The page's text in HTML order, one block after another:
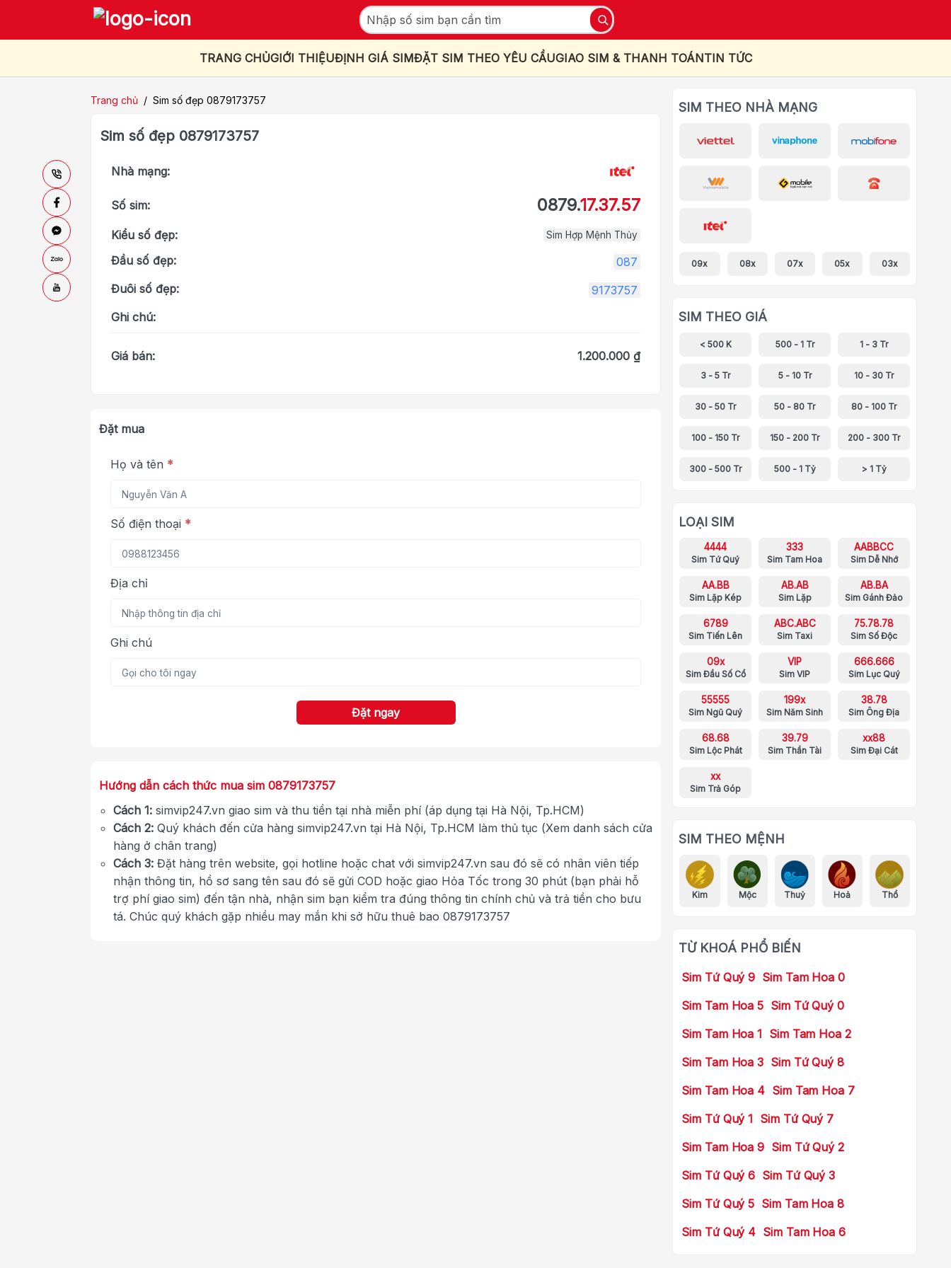
TRANG CHỦGIỚI THIỆUĐỊNH GIÁ SIMĐẶT SIM THEO YÊU CẦUGIAO SIM & THANH TOÁNTIN TỨC
Trang chủ / Sim số đẹp 0879173757
Sim số đẹp 0879173757
Nhà mạng:
Số sim: 0879.17.37.57
Kiểu số đẹp: Sim Hợp Mệnh Thủy
Đầu số đẹp:
087
Đuôi số đẹp:
9173757
Ghi chú:
Giá bán: 1.200.000 ₫
Đặt mua
Họ và tên *
Số điện thoại *
Địa chỉ
Ghi chú
Đặt ngay
Hướng dẫn cách thức mua sim 0879173757
Cách 1: simvip247.vn giao sim và thu tiền tại nhà miễn phí (áp dụng tại Hà Nội, Tp.HCM)
Cách 2: Quý khách đến cửa hàng simvip247.vn tại Hà Nội, Tp.HCM làm thủ tục (Xem danh sách cửa
hàng ở chân trang)
Cách 3: Đặt hàng trên website, gọi hotline hoặc chat với simvip247.vn sau đó sẽ có nhân viên tiếp
nhận thông tin, hồ sơ sang tên sau đó sẽ gửi COD hoặc giao Hỏa Tốc trong 30 phút (bạn phải hỗ
trợ phí giao sim) đến tận nhà, nhận sim bạn kiểm tra đúng thông tin chính chủ và trả tiền cho bưu
tá. Chúc quý khách gặp nhiều may mắn khi sở hữu thuê bao 0879173757
SIM THEO NHÀ MẠNG
09x 08x 07x 05x 03x
SIM THEO GIÁ
< 500 K 500 - 1 Tr 1 - 3 Tr
3 - 5 Tr 5 - 10 Tr 10 - 30 Tr
30 - 50 Tr 50 - 80 Tr 80 - 100 Tr
100 - 150 Tr 150 - 200 Tr 200 - 300 Tr
300 - 500 Tr 500 - 1 Tỷ > 1 Tỷ
LOẠI SIM
4444
Sim Tứ Quý
333
Sim Tam Hoa
AABBCC
Sim Dễ Nhớ
AA.BB
Sim Lặp Kép
AB.AB
Sim Lặp
AB.BA
Sim Gánh Đảo
6789
Sim Tiến Lên
ABC.ABC
Sim Taxi
75.78.78
Sim Số Độc
09x
Sim Đầu Số Cổ
VIP
Sim VIP
666.666
Sim Lục Quý
55555
Sim Ngũ Quý
199x
Sim Năm Sinh
38.78
Sim Ông Địa
68.68
Sim Lộc Phát
39.79
Sim Thần Tài
xx88
Sim Đại Cát
xx
Sim Trả Góp
SIM THEO MỆNH
Kim Mộc Thuỷ Hoả Thổ
TỪ KHOÁ PHỔ BIẾN
Sim Tứ Quý 9 Sim Tam Hoa 0
Sim Tam Hoa 5 Sim Tứ Quý 0
Sim Tam Hoa 1 Sim Tam Hoa 2
Sim Tam Hoa 3 Sim Tứ Quý 8
Sim Tam Hoa 4 Sim Tam Hoa 7
Sim Tứ Quý 1 Sim Tứ Quý 7
Sim Tam Hoa 9 Sim Tứ Quý 2
Sim Tứ Quý 6 Sim Tứ Quý 3
Sim Tứ Quý 5 Sim Tam Hoa 8
Sim Tứ Quý 4 Sim Tam Hoa 6